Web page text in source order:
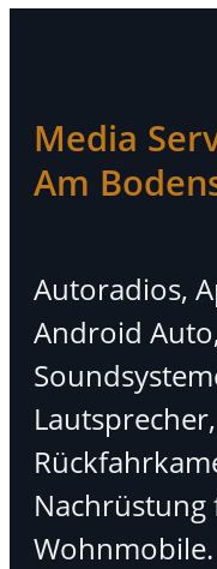
Media
Am
Autoradios,
Android
Nachrüstung